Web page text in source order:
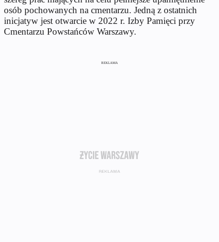
osób pochowanych na cmentarzu. Jedną z ostatnich
inicjatyw jest otwarcie w 2022 r. Izby Pamięci przy
Cmentarzu Powstańców Warszawy.
REKLAMA